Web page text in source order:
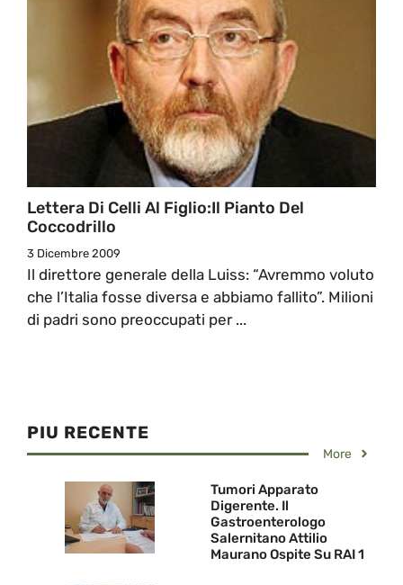
Lettera Di Celli Al Figlio:Il Pianto Del
Coccodrillo
3 Dicembre 2009
Il direttore generale della Luiss: “Avremmo voluto
che l’Italia fosse diversa e abbiamo fallito”. Milioni
di padri sono preoccupati per ...
PIU RECENTE
More
Tumori Apparato
Digerente. Il
Gastroenterologo
Salernitano Attilio
Maurano Ospite Su RAI 1